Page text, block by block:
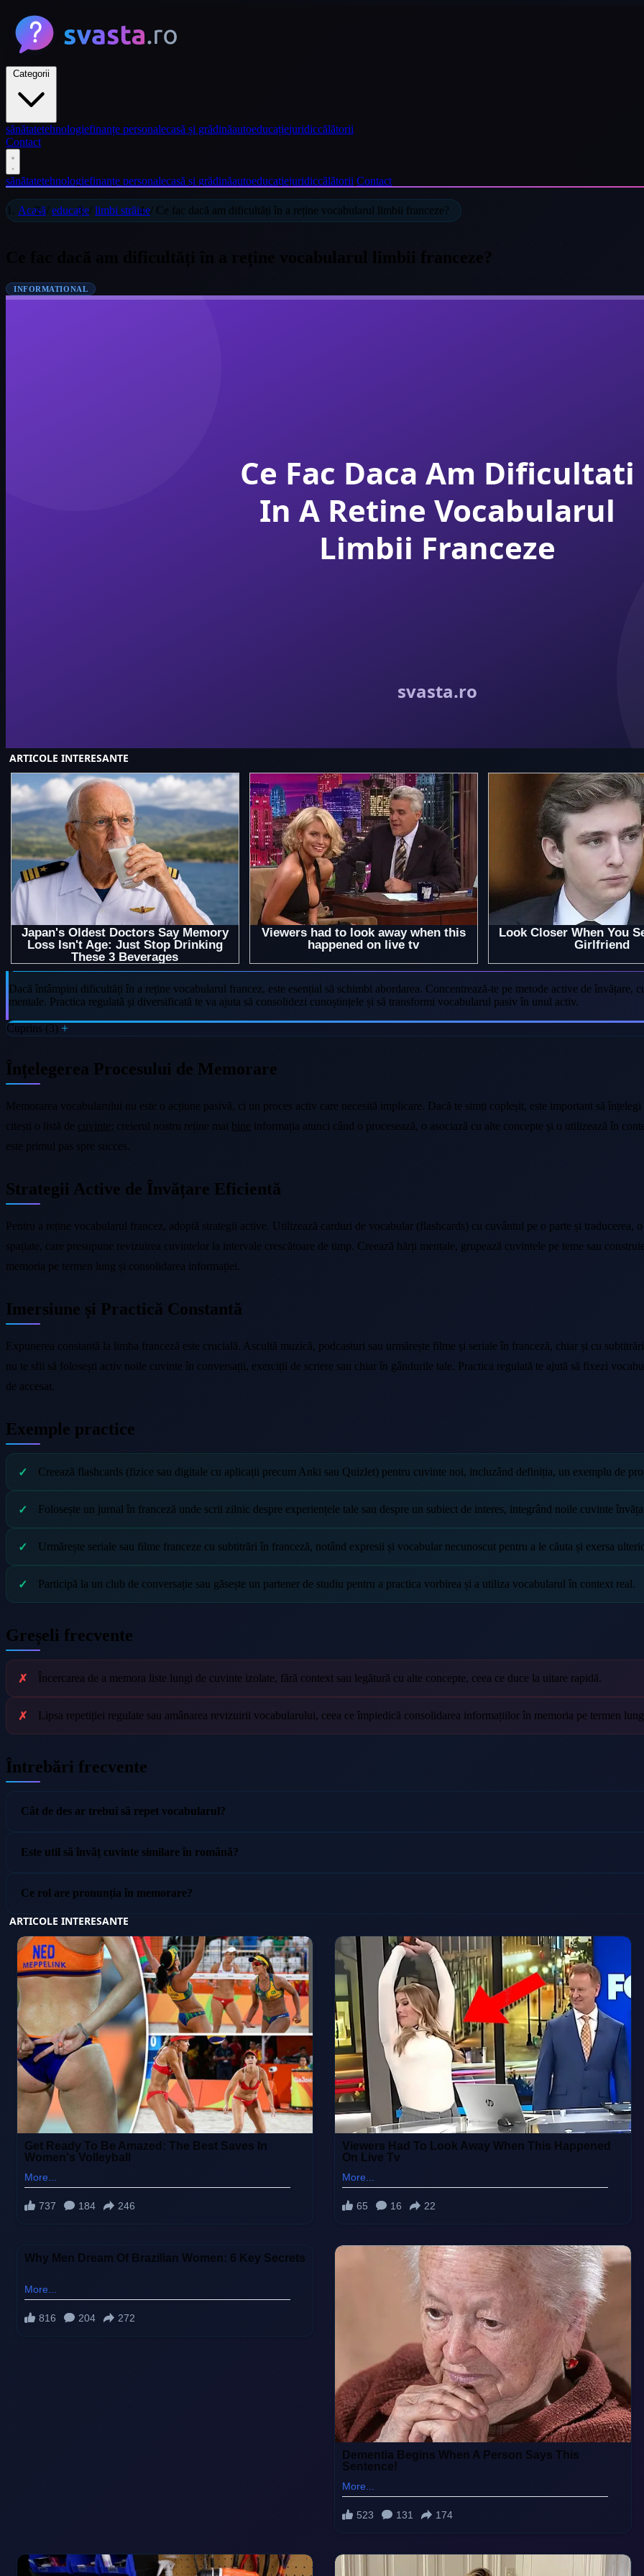
sănătatetehnologiefinanțe personalecasă și grădinăautoeducațiejuridiccălătorii
Contact
sănătatetehnologiefinanțe personalecasă și grădinăautoeducațiejuridiccălătorii Contact
Acasă/ educație/ limbi străine/ Ce fac dacă am dificultăți în a reține vocabularul limbii franceze?
Ce fac dacă am dificultăți în a reține vocabularul limbii franceze?
INFORMATIONAL
Dacă întâmpini dificultăți în a reține vocabularul francez, este esențial să schimbi abordarea. Concentrează-te pe metode active de învățare,
mentale. Practica regulată și diversificată te va ajuta să consolidezi cunoștințele și să transformi vocabularul pasiv în unul activ.
Cuprins (3)
Înțelegerea Procesului de Memorare
Memorarea vocabularului nu este o acțiune pasivă, ci un proces activ care necesită implicare. Dacă te simți copleșit, este important să
citești o listă de cuvinte; creierul nostru reține mai bine informația atunci când o procesează, o asociază cu alte concepte și o utilizează în
este primul pas spre succes.
Strategii Active de Învățare Eficientă
Pentru a reține vocabularul francez, adoptă strategii active. Utilizează carduri de vocabular (flashcards) cu cuvântul pe o parte și
spațiate, care presupune revizuirea cuvintelor la intervale crescătoare de timp. Creează hărți mentale, grupează cuvintele pe teme sau
memoria pe termen lung și consolidarea informației.
Imersiune și Practică Constantă
Expunerea constantă la limba franceză este crucială. Ascultă muzică, podcasturi sau urmărește filme și seriale în franceză, chiar și cu
nu te sfii să folosești activ noile cuvinte în conversații, exerciții de scriere sau chiar în gândurile tale. Practica regulată te ajută să fixezi
de accesat.
Exemple practice
Creează flashcards (fizice sau digitale cu aplicații precum Anki sau Quizlet) pentru cuvinte noi, incluzând definiția, un exemplu de
Folosește un jurnal în franceză unde scrii zilnic despre experiențele tale sau despre un subiect de interes, integrând noile cuvinte
Urmărește seriale sau filme franceze cu subtitrări în franceză, notând expresii și vocabular necunoscut pentru a le căuta și exersa
Participă la un club de conversație sau găsește un partener de studiu pentru a practica vorbirea și a utiliza vocabularul în context real.
Greșeli frecvente
Încercarea de a memora liste lungi de cuvinte izolate, fără context sau legătură cu alte concepte, ceea ce duce la uitare rapidă.
Lipsa repetiției regulate sau amânarea revizuirii vocabularului, ceea ce împiedică consolidarea informațiilor în memoria pe termen
Întrebări frecvente
Cât de des ar trebui să repet vocabularul?
Este util să învăț cuvinte similare în română?
Ce rol are pronunția în memorare?